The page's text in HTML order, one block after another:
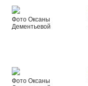
Фото Оксаны
Дементьевой
Фото Оксаны